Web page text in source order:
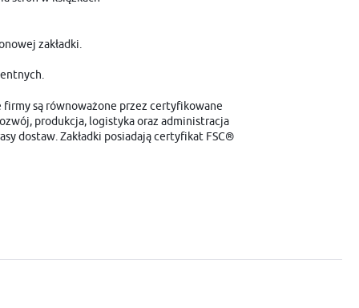
zakładki.
firmy są równoważone przez certyfikowane
produkcja, logistyka oraz administracja
dostaw. Zakładki posiadają certyfikat FSC®